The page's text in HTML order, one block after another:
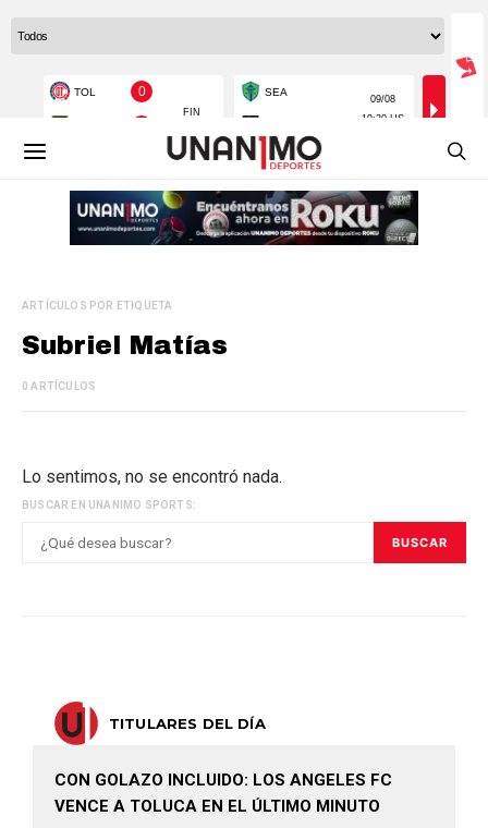
ARTÍCULOS POR ETIQUETA
Subriel Matías
0 ARTÍCULOS
Lo sentimos, no se encontró nada.
BUSCAR EN UNANIMO SPORTS:
BUSCAR
TITULARES DEL DÍA
CON GOLAZO INCLUIDO: LOS ANGELES FC
VENCE A TOLUCA EN EL ÚLTIMO MINUTO